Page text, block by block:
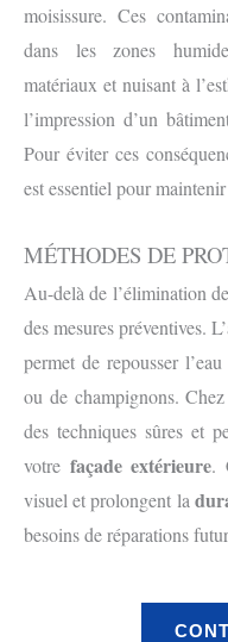
moisissure. Ces
dans les zones
matériaux et nuisant à
l’impression d’un
Pour éviter ces
est essentiel pour
MÉTHODES DE
Au-delà de l’élimination
des mesures préventives.
permet de repousser
ou de champignons. Chez
des techniques sûres et
votre façade extérieure.
visuel et prolongent la
besoins de réparations